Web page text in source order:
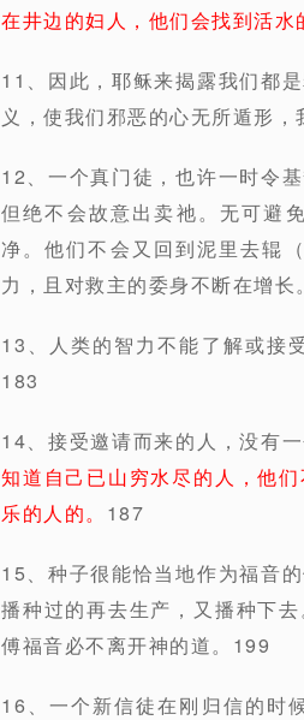
在井边的妇人，他们会找到活水
11、因此，耶稣来揭露我们都
义，使我们邪恶的心无所遁形
12、一个真门徒，也许一时令
但绝不会故意出卖祂。无可避
净。他们不会又回到泥里去辊
力，且对救主的委身不断在增长
13、人类的智力不能了解或接
183
14、接受邀请而来的人，没有
知道自己已山穷水尽的人，他
乐的人的。 187
15、种子很能恰当地作为福音
播种过的再去生产，又播种下
傅福音必不离开神的道。199
16、一个新信徒在刚归信的时